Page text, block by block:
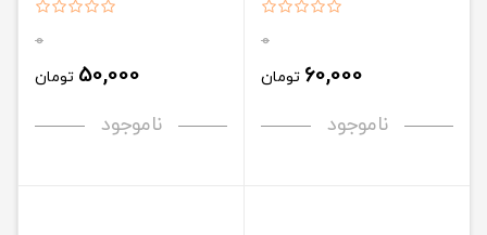
0
60,000 تومان
ناموجود
0
50,000 تومان
ناموجود